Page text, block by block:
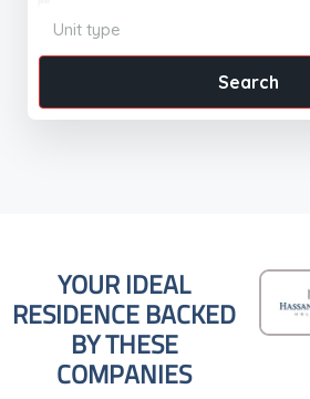
Unit type
Search
YOUR IDEAL
RESIDENCE BACKED
BY THESE
COMPANIES